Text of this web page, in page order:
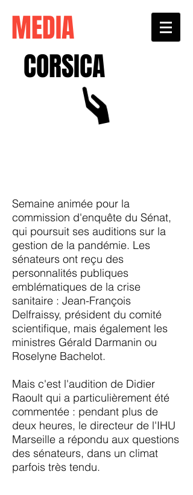
MEDIA
CORSICA
Semaine animée pour la
commission d'enquête du Sénat,
qui poursuit ses auditions sur la
gestion de la pandémie. Les
sénateurs ont reçu des
personnalités publiques
emblématiques de la crise
sanitaire : Jean-François
Delfraissy, président du comité
scientifique, mais également les
ministres Gérald Darmanin ou
Roselyne Bachelot.
Mais c'est l'audition de Didier
Raoult qui a particulièrement été
commentée : pendant plus de
deux heures, le directeur de l'IHU
Marseille a répondu aux questions
des sénateurs, dans un climat
parfois très tendu.